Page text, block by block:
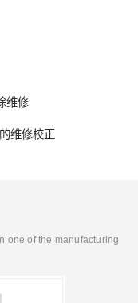
维修
维修校正
one of the manufacturing